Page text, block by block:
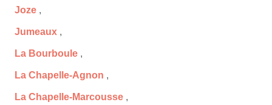
Joze ,
Jumeaux ,
La Bourboule ,
La Chapelle-Agnon ,
La Chapelle-Marcousse ,